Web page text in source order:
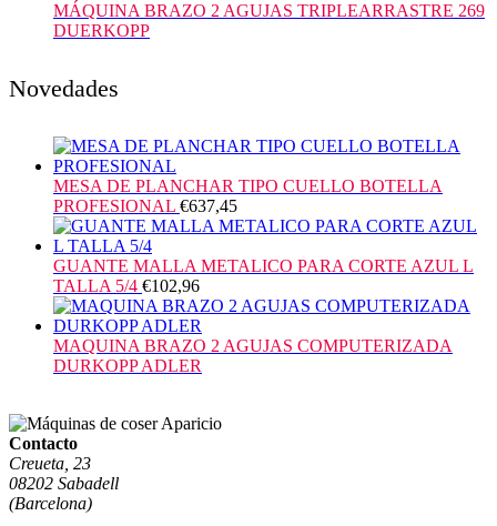
MÁQUINA BRAZO 2 AGUJAS TRIPLEARRASTRE 269
DUERKOPP
Novedades
MESA DE PLANCHAR TIPO CUELLO BOTELLA
PROFESIONAL €637,45
GUANTE MALLA METALICO PARA CORTE AZUL L
TALLA 5/4 €102,96
MAQUINA BRAZO 2 AGUJAS COMPUTERIZADA
DURKOPP ADLER
Contacto
Creueta, 23
08202 Sabadell
(Barcelona)